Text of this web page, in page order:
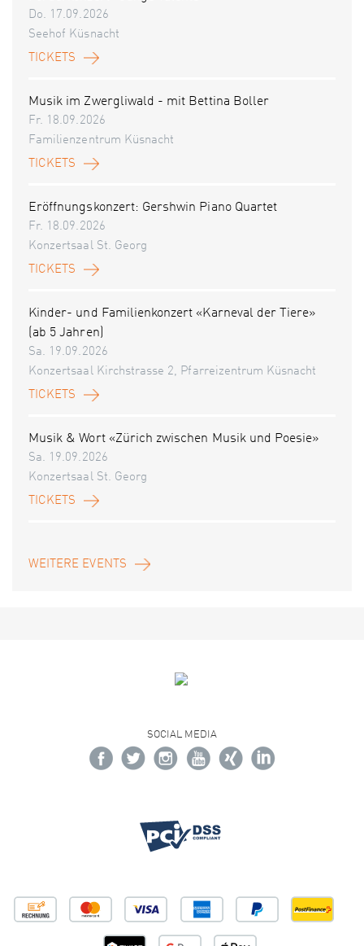
Do. 17.09.2026
Seehof Küsnacht
TICKETS
Musik im Zwergliwald - mit Bettina Boller
Fr. 18.09.2026
Familienzentrum Küsnacht
TICKETS
Eröffnungskonzert: Gershwin Piano Quartet
Fr. 18.09.2026
Konzertsaal St. Georg
TICKETS
Kinder- und Familienkonzert «Karneval der Tiere»
(ab 5 Jahren)
Sa. 19.09.2026
Konzertsaal Kirchstrasse 2, Pfarreizentrum Küsnacht
TICKETS
Musik & Wort «Zürich zwischen Musik und Poesie»
Sa. 19.09.2026
Konzertsaal St. Georg
TICKETS
WEITERE EVENTS
SOCIAL MEDIA